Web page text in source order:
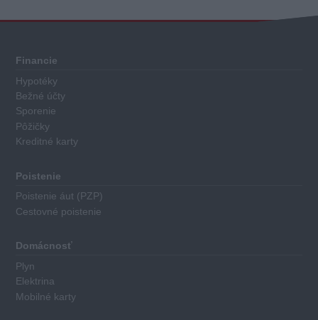
hodnotenie
Každý
sporiaci
finančný
produkt
má
priradené
za
nasledovné
kritéria:
výška
Financie
Hypotéky
Bežné účty
Sporenie
Pôžičky
Kreditné karty
Poistenie
Poistenie áut (PZP)
Cestovné poistenie
Domácnosť
Plyn
Elektrina
Mobilné karty